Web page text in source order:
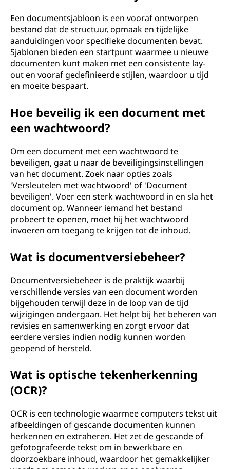
Een documentsjabloon is een vooraf ontworpen
bestand dat de structuur, opmaak en tijdelijke
aanduidingen voor specifieke documenten bevat.
Sjablonen bieden een startpunt waarmee u nieuwe
documenten kunt maken met een consistente lay-
out en vooraf gedefinieerde stijlen, waardoor u tijd
en moeite bespaart.
Hoe beveilig ik een document met
een wachtwoord?
Om een document met een wachtwoord te
beveiligen, gaat u naar de beveiligingsinstellingen
van het document. Zoek naar opties zoals
'Versleutelen met wachtwoord' of 'Document
beveiligen'. Voer een sterk wachtwoord in en sla het
document op. Wanneer iemand het bestand
probeert te openen, moet hij het wachtwoord
invoeren om toegang te krijgen tot de inhoud.
Wat is documentversiebeheer?
Documentversiebeheer is de praktijk waarbij
verschillende versies van een document worden
bijgehouden terwijl deze in de loop van de tijd
wijzigingen ondergaan. Het helpt bij het beheren van
revisies en samenwerking en zorgt ervoor dat
eerdere versies indien nodig kunnen worden
geopend of hersteld.
Wat is optische tekenherkenning
(OCR)?
OCR is een technologie waarmee computers tekst uit
afbeeldingen of gescande documenten kunnen
herkennen en extraheren. Het zet de gescande of
gefotografeerde tekst om in bewerkbare en
doorzoekbare inhoud, waardoor het gemakkelijker